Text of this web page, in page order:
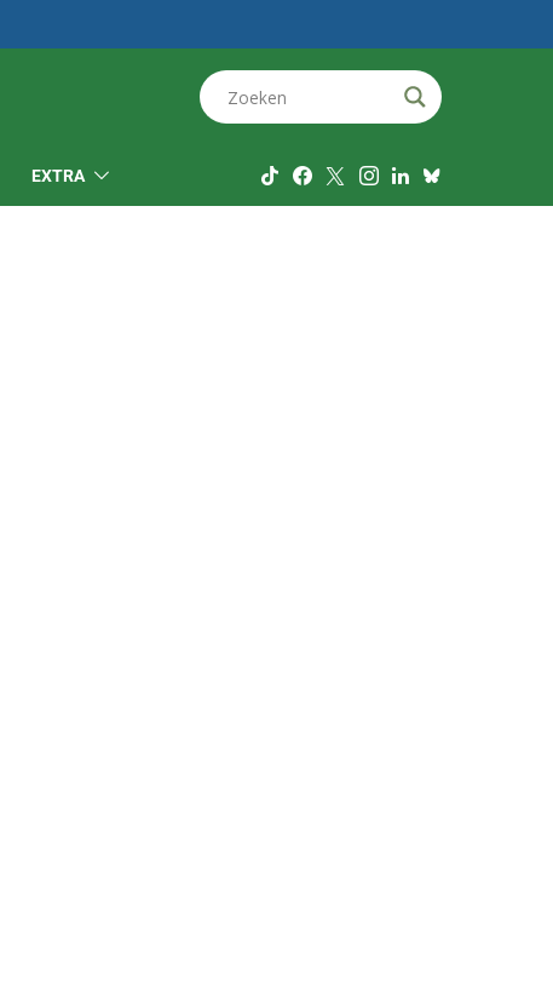
EXTRA